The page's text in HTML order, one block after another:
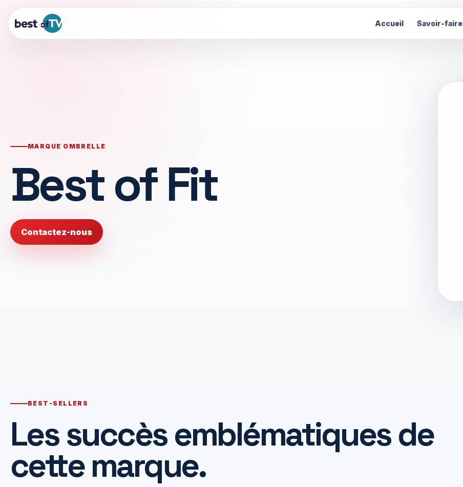
Accueil Savoir-faire
MARQUE OMBRELLE
Best of Fit
Contactez-nous
BEST-SELLERS
Les succès emblématiques de
cette marque.